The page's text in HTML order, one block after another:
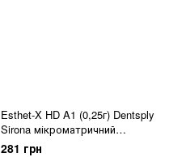
Esthet-X HD A1 (0,25г) Dentsply
Sirona мікроматричний
нанокомпозит
281 грн